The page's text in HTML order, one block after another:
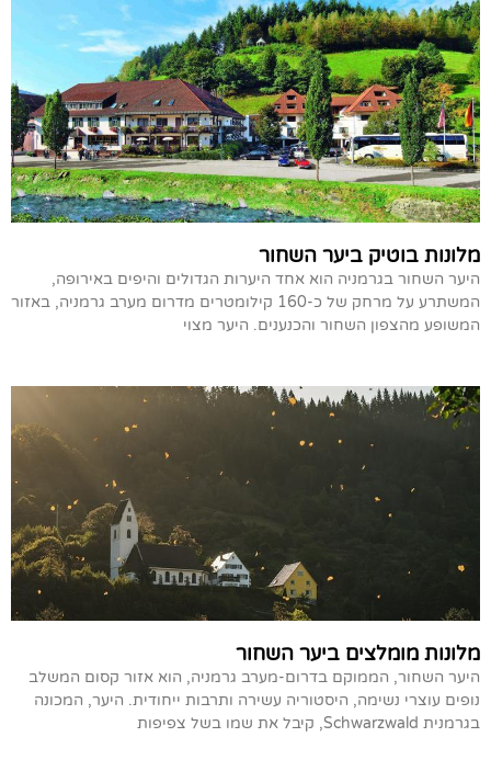
מלונות בוטיק ביער השחור
היער השחור בגרמניה הוא אחד היערות הגדולים והיפים באירופה,
המשתרע על מרחק של כ-160 קילומטרים מדרום מערב גרמניה, באזור
המשופע מהצפון השחור והכנענים. היער מצוי
מלונות מומלצים ביער השחור
היער השחור, הממוקם בדרום-מערב גרמניה, הוא אזור קסום המשלב
נופים עוצרי נשימה, היסטוריה עשירה ותרבות ייחודית. היער, המכונה
בגרמנית Schwarzwald, קיבל את שמו בשל צפיפות